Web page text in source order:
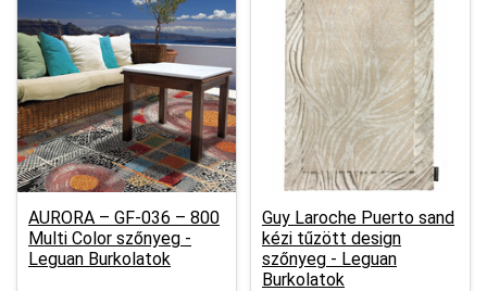
AURORA – GF-036 – 800
Multi Color szőnyeg -
Leguan Burkolatok
Guy Laroche Puerto sand
kézi tűzött design
szőnyeg - Leguan
Burkolatok